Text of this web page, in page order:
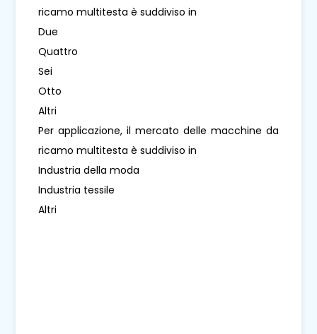
ricamo multitesta è suddiviso in
Due
Quattro
Sei
Otto
Altri
Per applicazione, il mercato delle macchine da
ricamo multitesta è suddiviso in
Industria della moda
Industria tessile
Altri